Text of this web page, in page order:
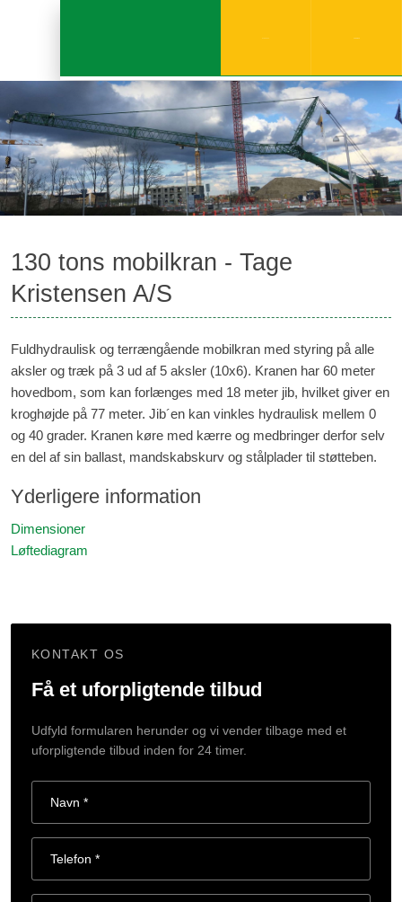
​130 tons mobilkran - Tage
Kristensen A/S
Fuldhydraulisk og terrængående mobilkran med styring på alle
aksler og træk på 3 ud af 5 aksler (10x6). Kranen har 60 meter
hovedbom, som kan forlænges med 18 meter jib, hvilket giver en
kroghøjde på 77 meter. Jib´en kan vinkles hydraulisk mellem 0
og 40 grader. Kranen køre med kærre og medbringer derfor selv
en del af sin ballast, mandskabskurv og stålplader til støtteben.
Yderligere information
Dimensioner
Løftediagram
KONTAKT OS
Få et uforpligtende tilbud
Udfyld formularen herunder og vi vender tilbage med et
uforpligtende tilbud inden for 24 timer.